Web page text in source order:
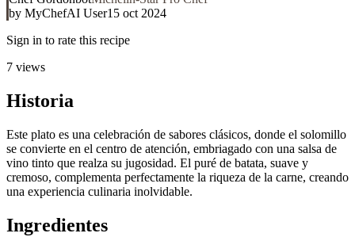
by MyChefAI User15 oct 2024
Sign in to rate this recipe
7 views
Historia
Este plato es una celebración de sabores clásicos, donde el solomillo
se convierte en el centro de atención, embriagado con una salsa de
vino tinto que realza su jugosidad. El puré de batata, suave y
cremoso, complementa perfectamente la riqueza de la carne, creando
una experiencia culinaria inolvidable.
Ingredientes